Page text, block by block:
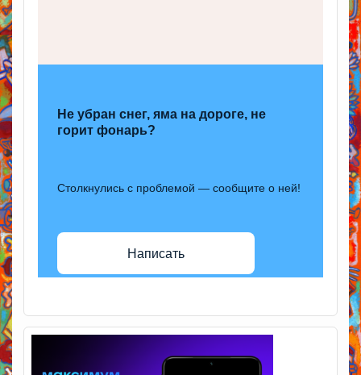
Не убран снег, яма на дороге, не
горит фонарь?
Столкнулись с проблемой — сообщите о ней!
Написать